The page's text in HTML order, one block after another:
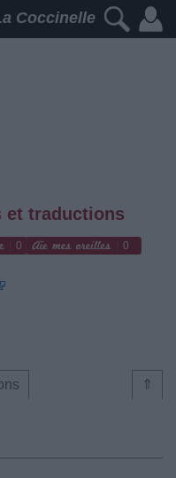
Coccinelle
et traductions
0 0
⇑